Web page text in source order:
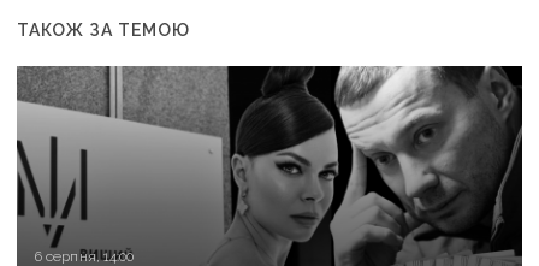
ТАКОЖ ЗА ТЕМОЮ
6 серпня, 14:00